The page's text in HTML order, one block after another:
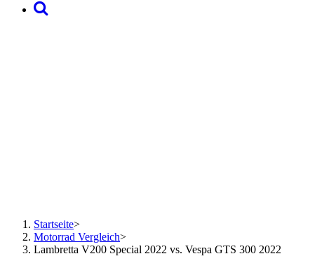
Startseite>
Motorrad Vergleich>
Lambretta V200 Special 2022 vs. Vespa GTS 300 2022